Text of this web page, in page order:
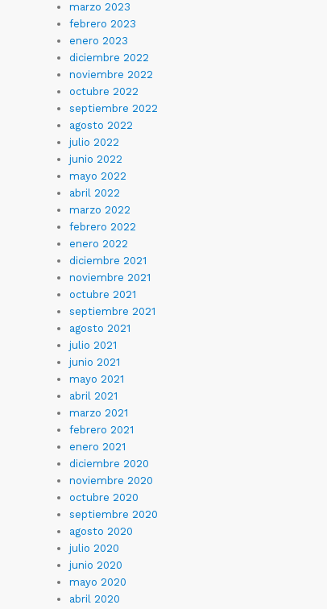
marzo 2023
febrero 2023
enero 2023
diciembre 2022
noviembre 2022
octubre 2022
septiembre 2022
agosto 2022
julio 2022
junio 2022
mayo 2022
abril 2022
marzo 2022
febrero 2022
enero 2022
diciembre 2021
noviembre 2021
octubre 2021
septiembre 2021
agosto 2021
julio 2021
junio 2021
mayo 2021
abril 2021
marzo 2021
febrero 2021
enero 2021
diciembre 2020
noviembre 2020
octubre 2020
septiembre 2020
agosto 2020
julio 2020
junio 2020
mayo 2020
abril 2020